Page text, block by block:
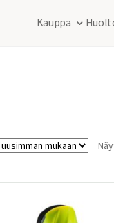
Kauppa